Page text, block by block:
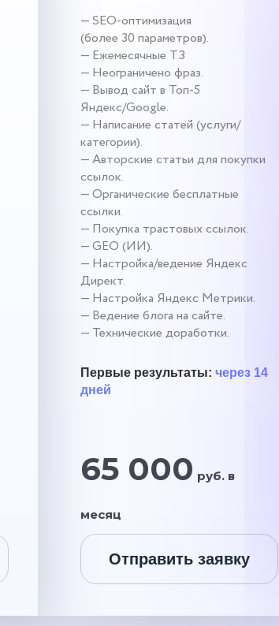
— SEO-оптимизация
(более 30 параметров).
— Ежемесячные ТЗ
— Неограничено фраз.
— Вывод сайт в Топ-5
Яндекс/Google.
— Написание статей (услуги/
категории).
— Авторские статьи для покупки
ссылок.
— Органические бесплатные
ссылки.
— Покупка трастовых ссылок.
— GEO (ИИ).
— Настройка/ведение Яндекс
Директ.
— Настройка Яндекс Метрики.
— Ведение блога на сайте.
— Технические доработки.
Первые результаты:через 14
дней
65 000 руб. в
месяц
Отправить заявку